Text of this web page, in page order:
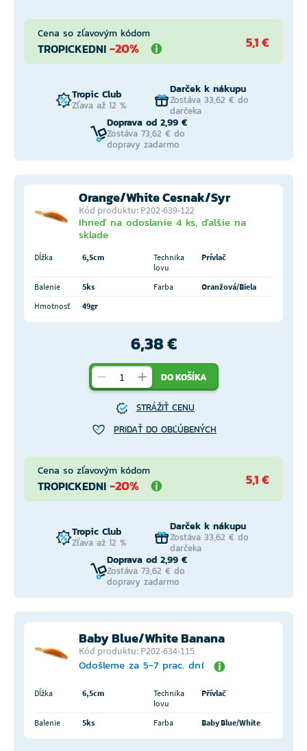
Cena so zľavovým kódom
TROPICKEDNI -20% 5,1 €
Tropic Club
Zľava až 12 %
Darček k nákupu
Zostáva 33,62 € do
darčeka
Doprava od 2,99 €
Zostáva 73,62 € do
dopravy zadarmo
Orange/White Cesnak/Syr
Kód produktu: P202-639-122
Ihneď na odoslanie 4 ks, ďalšie na
sklade
Dĺžka 6,5cm
Technika
lovu
Prívlač
Balenie 5ks Farba
Oranžová/Biela
Hmotnosť
49gr
6,38 €
DO KOŠÍKA
STRÁŽIŤ CENU
PRIDAŤ DO OBĽÚBENÝCH
Cena so zľavovým kódom
TROPICKEDNI -20% 5,1 €
Tropic Club
Zľava až 12 %
Darček k nákupu
Zostáva 33,62 € do
darčeka
Doprava od 2,99 €
Zostáva 73,62 € do
dopravy zadarmo
Baby Blue/White Banana
Kód produktu: P202-634-115
Odošleme za 5-7 prac. dní
Dĺžka 6,5cm
Technika
lovu
Přívlač
Balenie 5ks Farba Baby Blue/White